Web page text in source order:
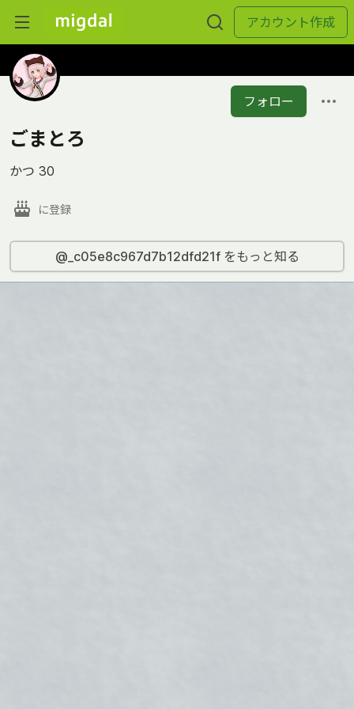
アカウント作成
フォロー
ごまとろ
かつ 30
に登録
@_c05e8c967d7b12dfd21f をもっと知る